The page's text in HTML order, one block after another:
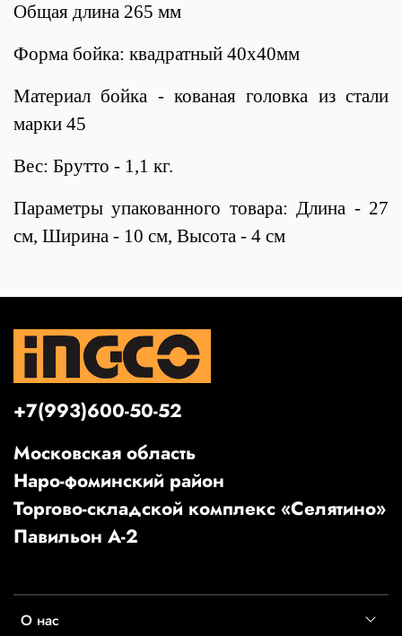
Общая длина 265 мм
Форма бойка: квадратный 40х40мм
Материал бойка - кованая головка из стали
марки 45
Вес: Брутто - 1,1 кг.
Параметры упакованного товара: Длина - 27
см, Ширина - 10 см, Высота - 4 см
О нас
+7(993)600-50-52
Московская область
Наро-фоминский район
Торгово-складской комплекс «Селятино»
Павильон А-2